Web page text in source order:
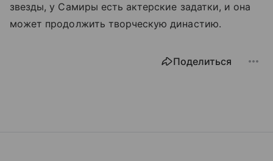
звезды, у Самиры есть актерские задатки, и она
может продолжить творческую династию.
Поделиться